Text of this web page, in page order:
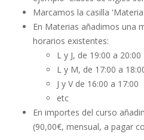
Marcamos la casilla
En Materias añadimos una
horarios existentes:
L y J, de 19:00 a 20:00
L y M, de 17:00 a
J y V de 16:00 a 17:00
etc
En importes del curso
(90,00€, mensual, a pagar